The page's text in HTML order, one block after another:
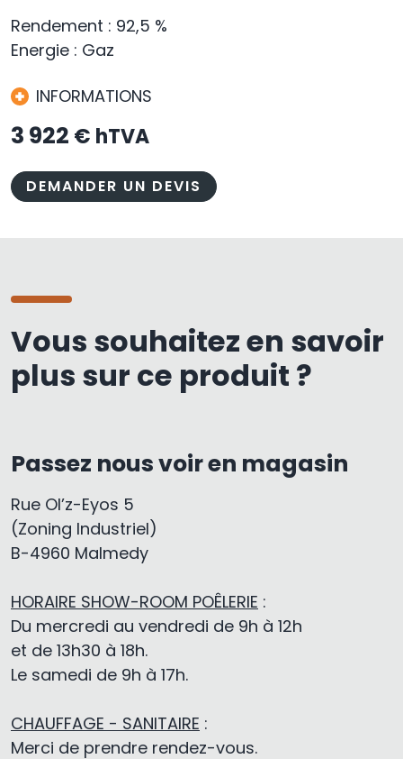
Rendement : 92,5 %
Energie : Gaz
INFORMATIONS
3 922 € hTVA
DEMANDER UN DEVIS
Vous souhaitez en savoir
plus sur ce produit ?
Passez nous voir en magasin
Rue Ol’z-Eyos 5
(Zoning Industriel)
B-4960 Malmedy
HORAIRE SHOW-ROOM POÊLERIE :
Du mercredi au vendredi de 9h à 12h
et de 13h30 à 18h.
Le samedi de 9h à 17h.
CHAUFFAGE - SANITAIRE :
Merci de prendre rendez-vous.